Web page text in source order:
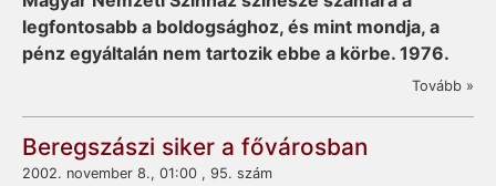
legfontosabb a boldogsághoz, és mint mondja, a
pénz egyáltalán nem tartozik ebbe a körbe. 1976.
Tovább »
Beregszászi siker a fővárosban
2002. november 8., 01:00 , 95. szám